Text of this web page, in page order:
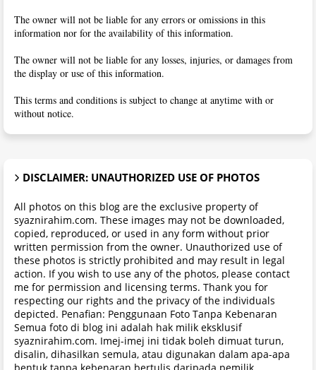
The owner will not be liable for any errors or omissions in this
information nor for the availability of this information.
The owner will not be liable for any losses, injuries, or damages from
the display or use of this information.
This terms and conditions is subject to change at anytime with or
without notice.
DISCLAIMER: UNAUTHORIZED USE OF PHOTOS
All photos on this blog are the exclusive property of
syaznirahim.com. These images may not be downloaded,
copied, reproduced, or used in any form without prior
written permission from the owner. Unauthorized use of
these photos is strictly prohibited and may result in legal
action. If you wish to use any of the photos, please contact
me for permission and licensing terms. Thank you for
respecting our rights and the privacy of the individuals
depicted. Penafian: Penggunaan Foto Tanpa Kebenaran
Semua foto di blog ini adalah hak milik eksklusif
syaznirahim.com. Imej-imej ini tidak boleh dimuat turun,
disalin, dihasilkan semula, atau digunakan dalam apa-apa